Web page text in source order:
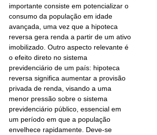
importante consiste em potencializar o
consumo da população em idade
avançada, uma vez que a hipoteca
reversa gera renda a partir de um ativo
imobilizado. Outro aspecto relevante é
o efeito direto no sistema
previdenciário de um país: hipoteca
reversa significa aumentar a provisão
privada de renda, visando a uma
menor pressão sobre o sistema
previdenciário público, essencial em
um período em que a população
envelhece rapidamente. Deve-se